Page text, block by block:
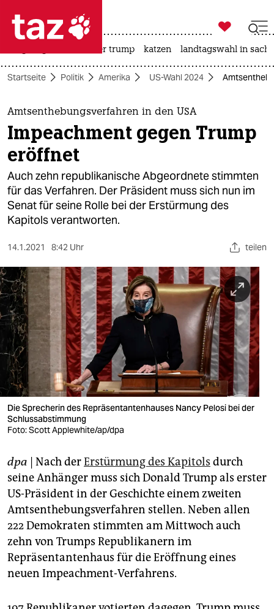
 taz zahl ich
taz zahl ich
themen
politik
öko
gesellschaft
kultur
sport
berlin
nord
wahrheit
verlag
verlag
veranstaltungen
shop
fragen & hilfe
unterstützen
abo
genossenschaft
epaper login

taz zahl ich
usa unter trump katzen landtagswahl in
Startseite Politik Amerika US-Wahl 2024
Amtsenthebungsverfahren in den USA
Impeachment gegen Trump
eröffnet
Auch zehn republikanische Abgeordnete stimmten
für das Verfahren. Der Präsident muss sich nun im
Senat für seine Rolle bei der Erstürmung des
Kapitols verantworten.
14.1.2021 8:42 Uhr teilen
Die Sprecherin des Repräsentantenhauses Nancy Pelosi bei der
Schlussabstimmung
Foto: Scott Applewhite/ap/dpa
dpa | Nach derErstürmung des Kapitols durch
seine Anhänger muss sich Donald Trump als erster
US-Präsident in der Geschichte einem zweiten
Amtsenthebungsverfahren stellen. Neben allen
222 Demokraten stimmten am Mittwoch auch
zehn von Trumps Republikanern im
Repräsentantenhaus für die Eröffnung eines
neuen Impeachment-Verfahrens.